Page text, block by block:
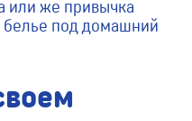
или же привычка
под домашний